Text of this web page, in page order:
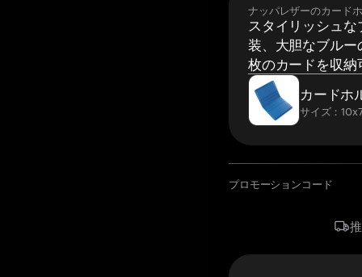
ナッパレザーのカード
スタイリッシュ
装、大胆なブルー
枚のカードを収納
カードホ
サイズ：
プロモーションコード